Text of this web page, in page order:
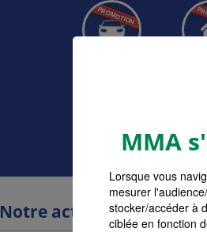
Devis
Notre actualité
MMA
Lorsque vous
mesurer
stocker/accéder à
ciblée en fonction